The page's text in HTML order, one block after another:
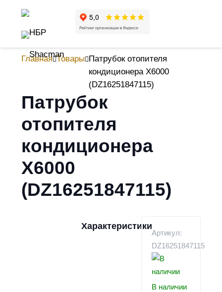
Главная Товары Патрубок отопителя
кондиционера X6000
(DZ16251847115)
Патрубок
отопителя
кондиционера
X6000
(DZ16251847115)
Характеристики
Артикул:
DZ16251847115
В наличии